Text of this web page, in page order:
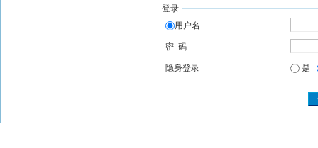
登录
用户名
密 码
隐身登录 是